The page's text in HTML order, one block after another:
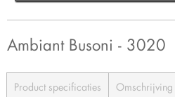
Ambiant Busoni - 3020
Product specificaties Omschrijving